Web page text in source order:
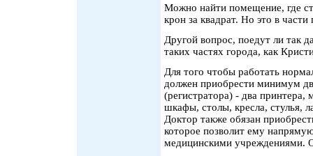
Можно найти помещение, где
крон за квадрат. Но это в
Другой вопрос, поедут ли так
таких частях города, как
Для того чтобы работать
должен приобрести минимум
(регистратора) - два
шкафы, столы, кресла, стулья,
Доктор также обязан
которое позволит ему
медицинскими учреждениями.